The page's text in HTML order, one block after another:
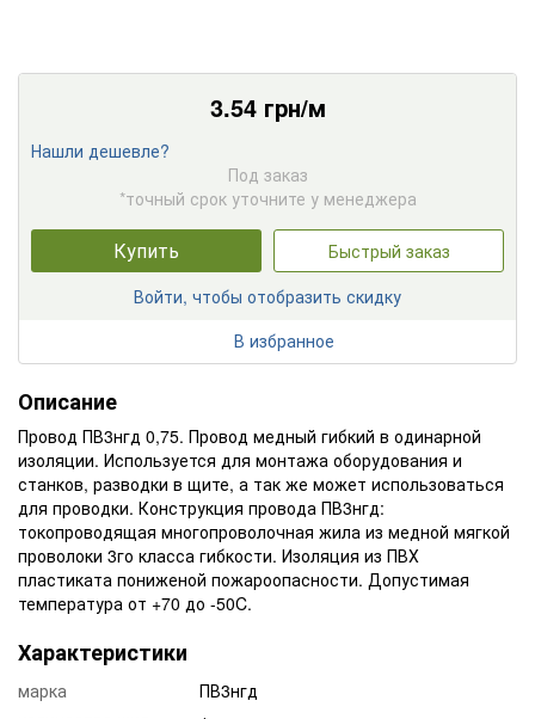
3.54грн/м
Нашли дешевле?
Под заказ
*точный срок уточните у менеджера
Купить
Быстрый заказ
Войти, чтобы отобразить скидку
В избранное
Описание
Провод ПВ3нгд 0,75. Провод медный гибкий в одинарной
изоляции. Используется для монтажа оборудования и
станков, разводки в щите, а так же может использоваться
для проводки. Конструкция провода ПВ3нгд:
токопроводящая многопроволочная жила из медной мягкой
проволоки 3го класса гибкости. Изоляция из ПВХ
пластиката пониженой пожароопасности. Допустимая
температура от +70 до -50C.
Характеристики
марка
ПВ3нгд